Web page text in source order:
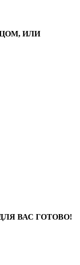
ИЛИ
ВАС ГОТОВО!